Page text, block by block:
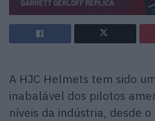
A HJC Helmets tem sido
inabalável dos pilotos
níveis da indústria, desde